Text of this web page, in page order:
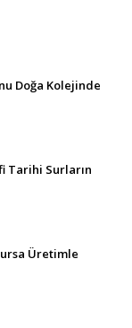
Doğa Kolejinde
Tarihi Surların
Üretimle